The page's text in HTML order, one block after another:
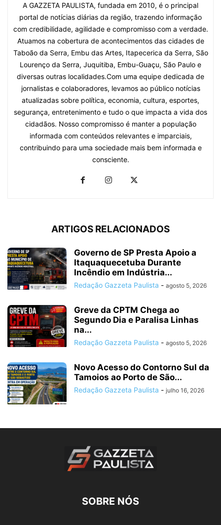
A GAZZETA PAULISTA, fundada em 2010, é o principal
portal de notícias diárias da região, trazendo informação
com credibilidade, agilidade e compromisso com a verdade.
Atuamos na cobertura de acontecimentos das cidades de
Taboão da Serra, Embu das Artes, Itapecerica da Serra, São
Lourenço da Serra, Juquitiba, Embu-Guaçu, São Paulo e
diversas outras localidades.Com uma equipe dedicada de
jornalistas e colaboradores, levamos ao público notícias
atualizadas sobre política, economia, cultura, esportes,
segurança, entretenimento e tudo o que impacta a vida dos
cidadãos. Nosso compromisso é manter a população
informada com conteúdos relevantes e imparciais,
contribuindo para uma sociedade mais bem informada e
consciente.
ARTIGOS RELACIONADOS
Governo de SP Presta Apoio a
Itaquaquecetuba Durante
Incêndio em Indústria...
Redação Gazzeta Paulista - agosto 5, 2026
Greve da CPTM Chega ao
Segundo Dia e Paralisa Linhas
na...
Redação Gazzeta Paulista - agosto 5, 2026
Novo Acesso do Contorno Sul da
Tamoios ao Porto de São...
Redação Gazzeta Paulista - julho 16, 2026
SOBRE NÓS